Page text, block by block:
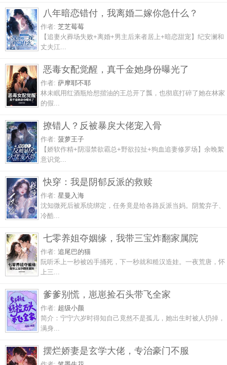
八年暗恋错付，我离婚二嫁你急什么？
作者: 芝芝莓莓
【追妻火葬场失败+离婚+男主后来者居上+暗恋甜宠】纪安澜和
丈夫江...
恶毒女配觉醒，真千金她身份曝光了
作者: 萨摩耶不耶
林未眠用红酒瓶给想揩油的王总开了瓢，也彻底打碎了她在林家
的假...
撩错人？反被暴戾大佬宠入骨
作者: 菠萝王子
【娇软作精+阴湿禁欲霸总+野欲拉扯+狗血追妻修罗场】余晚絮
意识觉...
快穿：我是阴郁反派的救赎
作者: 星曼入海
沈知微死后被系统绑定，任务竟是给各路反派当妈。阴鸷弃子、
冷酷...
七零养姐夺姻缘，我带三宝炸翻家属院
作者: 追尾巴的猫
阮听禾上一秒被凶手捅死，下一秒就和糙汉造娃。一夜荒唐，怀
上三...
爹爹别慌，崽崽捡石头带飞全家
作者: 超级小颜
简介：宁宁六岁时得知自己竟然不是孤儿，她出生时被人扔掉，
满身...
摆烂娇妻是玄学大佬，专治豪门不服